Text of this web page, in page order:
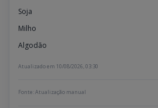
Soja
Milho
Algodão
Atualizado em 10/08/2026, 03:30
Fonte: Atualização manual